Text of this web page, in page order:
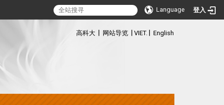
Language 登入
高科大 网站导览 VIET. English